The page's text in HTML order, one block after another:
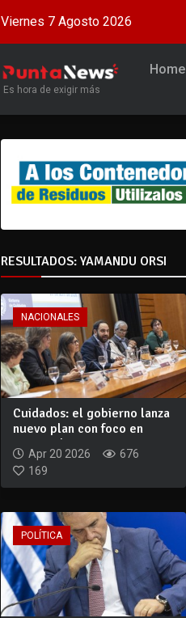
Viernes 7 Agosto 2026
Es hora de exigir más
Home
RESULTADOS: YAMANDU ORSI
NACIONALES
Cuidados: el gobierno lanza
nuevo plan con foco en
universal...
Apr 20 2026
676
169
POLÍTICA